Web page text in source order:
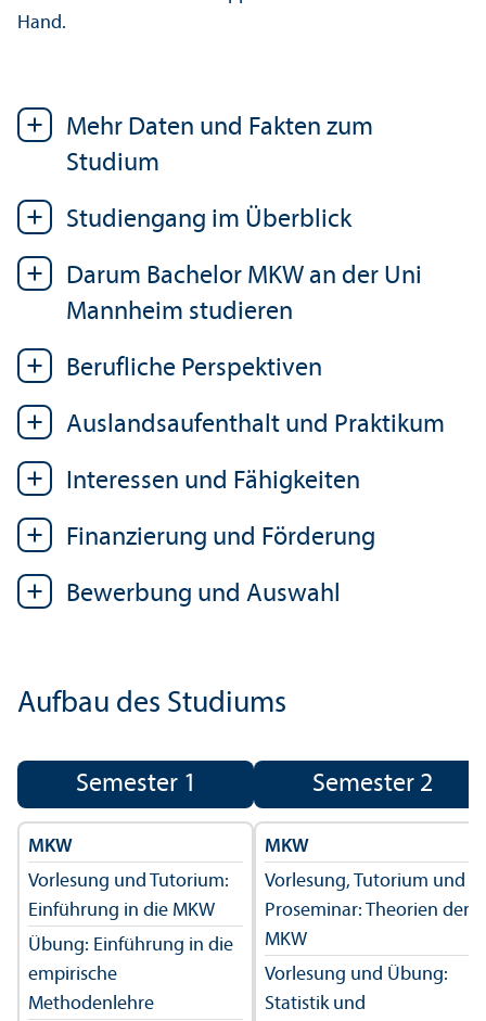
Mehr Daten und Fakten zum
Studium
Studien­gang im Über­blick
Darum Bachelor MKW an der Uni
Mannheim studieren
Berufliche Perspektiven
Auslands­aufenthalt und Praktikum
Interessen und Fähigkeiten
Finanzierung und Förderung
Bewerbung und Auswahl
Aufbau des Studiums
Semester 1
MKW
Vorlesung und Tutorium:
Einführung in die MKW
Übung: Einführung in die
empirische
Methodenlehre
Semester 2
MKW
Vorlesung, Tutorium und
Proseminar: Theorien der
MKW
Vorlesung und Übung:
Statistik und